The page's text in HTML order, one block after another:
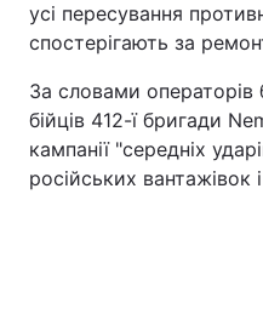
усі пересування
спостерігають за
За словами операторів
бійців 412-ї бригади
кампанії "середніх
російських вантажівок